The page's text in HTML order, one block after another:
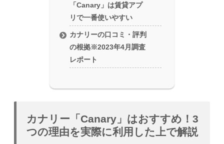
「Canary」は賃貸アプ
リで一番使いやすい
カナリーの口コミ・評判
の根拠※2023年4月調査
レポート
カナリー「Canary」はおすすめ！3
つの理由を実際に利用した上で解説